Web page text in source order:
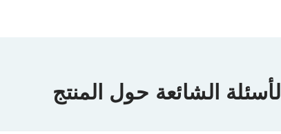
الأسئلة الشائعة حول المنتج